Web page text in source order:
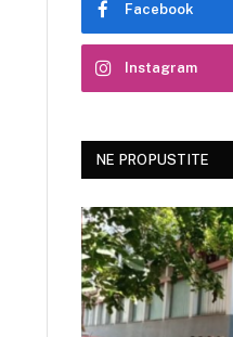
Facebook
Instagram
NE PROPUSTITE